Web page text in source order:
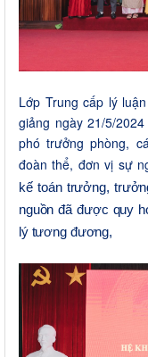
Lớp Trung cấp lý
giảng ngày 21/5/
phó trưởng phòng,
đoàn thể, đơn vị sự
kế toán trưởng,
nguồn đã được quy
lý tương đương,